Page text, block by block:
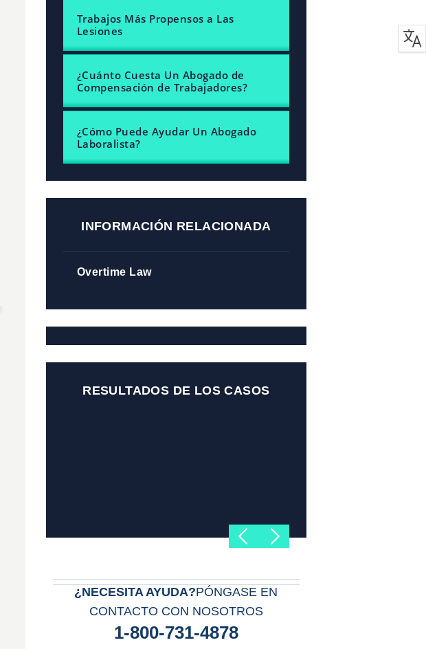
Trabajos Más Propensos a Las
Lesiones
¿Cuánto Cuesta Un Abogado de
Compensación de Trabajadores?
¿Cómo Puede Ayudar Un Abogado
Laboralista?
INFORMACIÓN RELACIONADA
Overtime Law
RESULTADOS DE LOS CASOS
¿NECESITA AYUDA?PÓNGASE EN
CONTACTO CON NOSOTROS
1-800-731-4878